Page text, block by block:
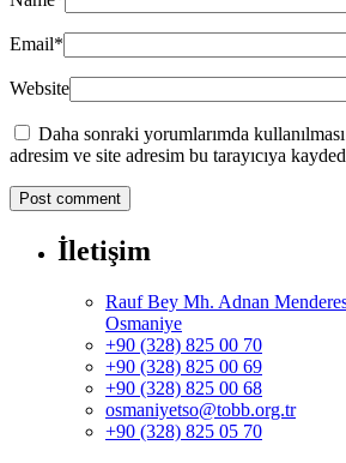
Email*
Website
Daha sonraki yorumlarımda
adresim ve site adresim bu tarayıcıya
İletişim
Rauf Bey Mh. Adnan
Osmaniye
+90 (328) 825 00 70
+90 (328) 825 00 69
+90 (328) 825 00 68
osmaniyetso@tobb.org.tr
+90 (328) 825 05 70